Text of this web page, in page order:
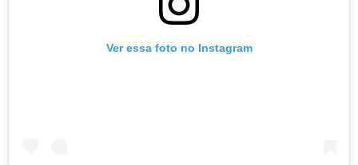
Ver essa foto no Instagram